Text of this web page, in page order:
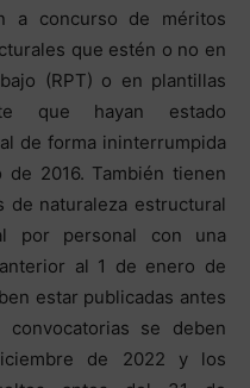
a concurso de méritos
que estén o no en
(RPT) o en plantillas
que hayan estado
de forma ininterrumpida
2016. También tienen
de naturaleza estructural
por personal con una
al 1 de enero de
estar publicadas antes
se deben
de 2022 y los